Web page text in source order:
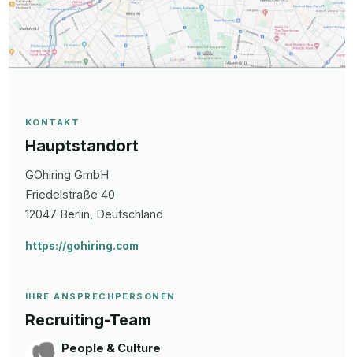
KONTAKT
Hauptstandort
GOhiring GmbH
Friedelstraße 40
12047 Berlin , Deutschland
https://gohiring.com
IHRE ANSPRECHPERSONEN
Recruiting-Team
People & Culture